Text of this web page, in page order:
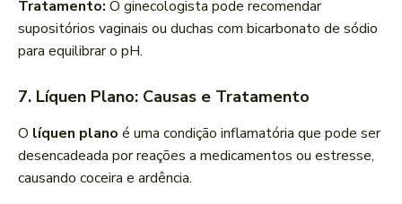
Tratamento: O ginecologista pode recomendar
supositórios vaginais ou duchas com bicarbonato de sódio
para equilibrar o pH.
7. Líquen Plano: Causas e Tratamento
O líquen plano é uma condição inflamatória que pode ser
desencadeada por reações a medicamentos ou estresse,
causando coceira e ardência.